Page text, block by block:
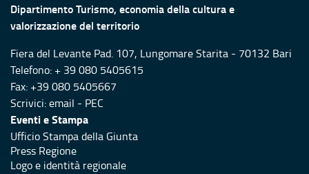
Dipartimento Turismo, economia della cultura e
valorizzazione del territorio
Fiera del Levante Pad. 107, Lungomare Starita - 70132 Bari
Telefono: + 39 080 5405615
Fax: +39 080 5405667
Scrivici:email - PEC
Eventi e Stampa
Ufficio Stampa della Giunta
Press Regione
Logo e identità regionale